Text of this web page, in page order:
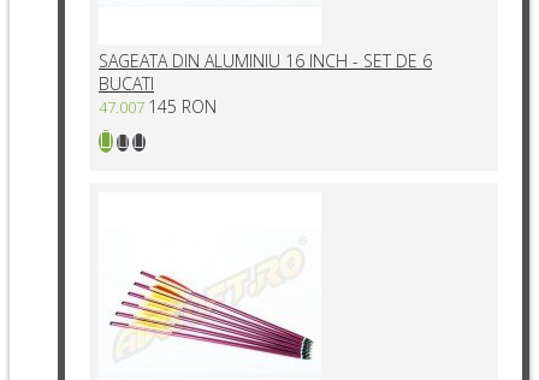
SAGEATA DIN ALUMINIU 16 INCH - SET DE 6
BUCATI
47.007 145 RON